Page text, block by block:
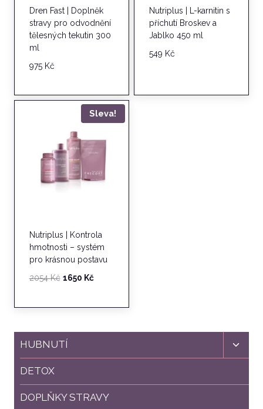
Dren Fast | Doplněk
stravy pro odvodnění
tělesných tekutin 300
ml
975 Kč
Nutriplus | L-karnitin s
příchutí Broskev a
Jablko 450 ml
549 Kč
Sleva!
Nutriplus | Kontrola
hmotnosti – systém
pro krásnou postavu
2054Kč Původní
1650 KčAktuální
HUBNUTÍ
child
DETOX
DOPLŇKY STRAVY